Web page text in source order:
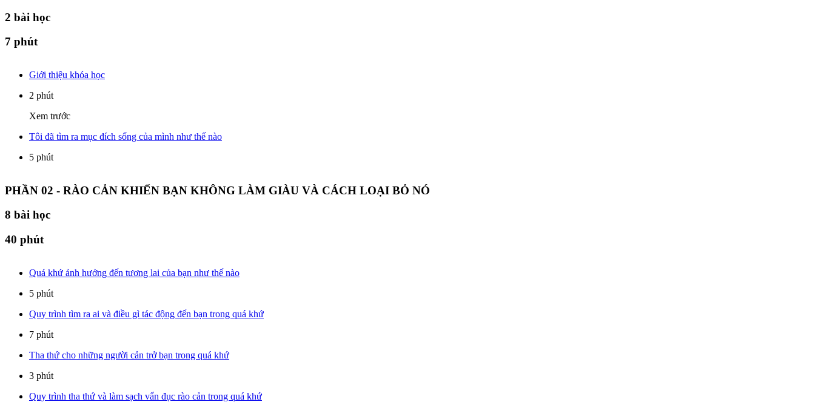
2 bài học
7 phút
Giới thiệu khóa học
2 phút
Xem trước
Tôi đã tìm ra mục đích sống của mình như thế nào
5 phút
PHẦN 02 - RÀO CẢN KHIẾN BẠN KHÔNG LÀM GIÀU VÀ CÁCH LOẠI BỎ NÓ
8 bài học
40 phút
Quá khứ ảnh hưởng đến tương lai của bạn như thế nào
5 phút
Quy trình tìm ra ai và điều gì tác động đến bạn trong quá khứ
7 phút
Tha thứ cho những người cản trở bạn trong quá khứ
3 phút
Quy trình tha thứ và làm sạch vẩn đục rào cản trong quá khứ